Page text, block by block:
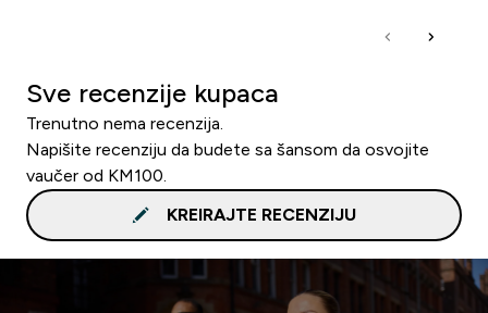
Sve recenzije kupaca
Trenutno nema recenzija.
Napišite recenziju da budete sa šansom da osvojite
vaučer od KM100.
KREIRAJTE RECENZIJU